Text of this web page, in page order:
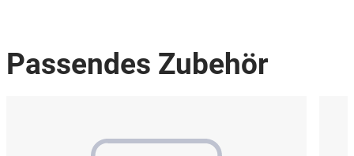
Passendes Zubehör